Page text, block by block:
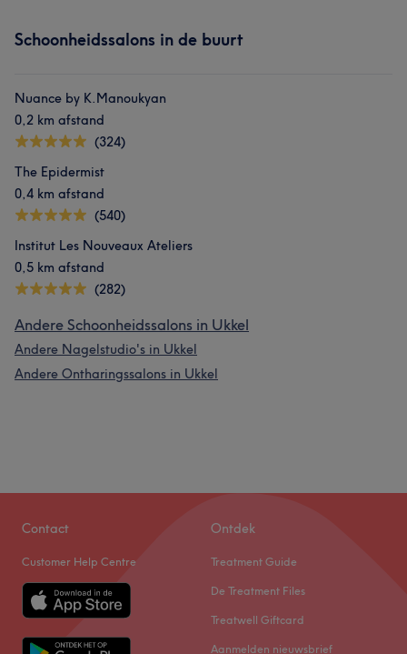
Schoonheidssalons in de buurt
Nuance by K.Manoukyan
0,2 km afstand
(324)
The Epidermist
0,4 km afstand
(540)
Institut Les Nouveaux Ateliers
0,5 km afstand
(282)
Andere Schoonheidssalons in Ukkel
Andere Nagelstudio's in Ukkel
Andere Ontharingssalons in Ukkel
Contact
Customer Help Centre
Ontdek
Treatment Guide
De Treatment Files
Treatwell Giftcard
Aanmelden nieuwsbrief